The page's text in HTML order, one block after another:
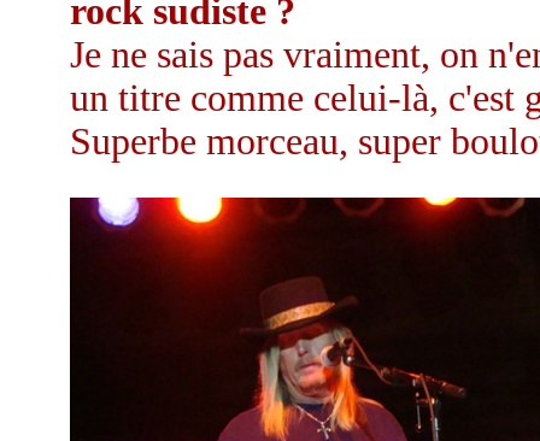
rock sudiste ?
Je ne sais pas vraiment, on
un titre comme celui-là, c'est
Superbe morceau, super